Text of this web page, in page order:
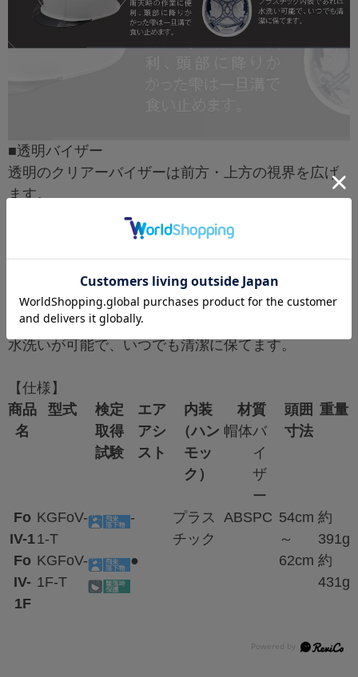
■透明バイザー
透明のクリアーバイザーは前方・上方の視界を広げ
ます。
ヘルメットをかぶったまま片手で簡単にサイズ調整
■水洗いが可能
水洗いが可能で、いつでも清潔に保てます。
【仕様】
商品
名
型式
検定
取得
試験
エア
アシ
スト
内装
（ハン
モッ
ク）
材質
頭囲
寸法
重量
帽体バ
イ
ザ
ー
Fo
IV-1
KGFoV-
1-T
-
プラス
チック
ABSPC 54cm
～
62cm
約
391g
Fo
IV-
1F
KGFoV-
1F-T
●
約
431g